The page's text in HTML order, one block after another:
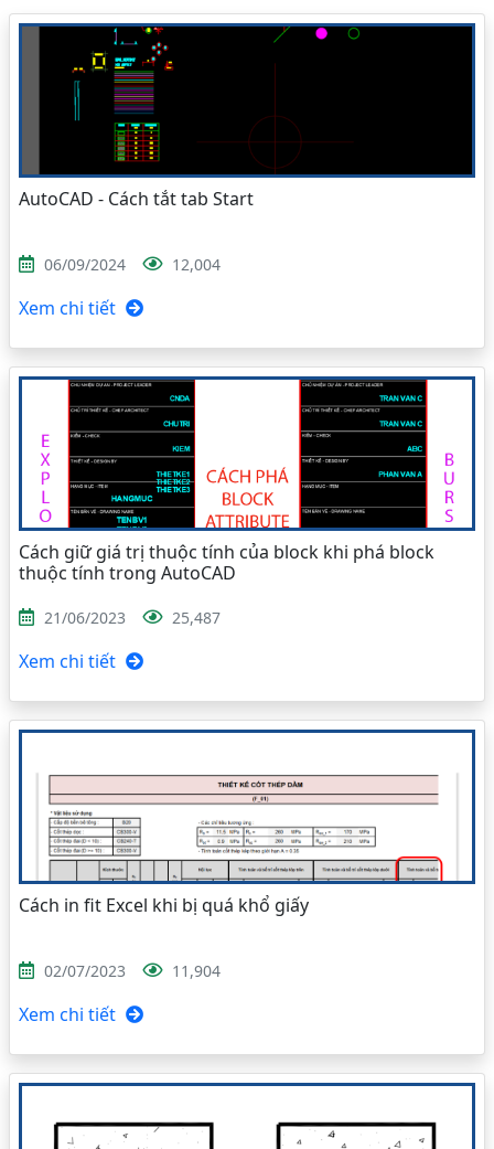
AutoCAD - Cách tắt tab Start
06/09/2024 12,004
Xem chi tiết
Cách giữ giá trị thuộc tính của block khi phá block
thuộc tính trong AutoCAD
21/06/2023 25,487
Xem chi tiết
Cách in fit Excel khi bị quá khổ giấy
02/07/2023 11,904
Xem chi tiết